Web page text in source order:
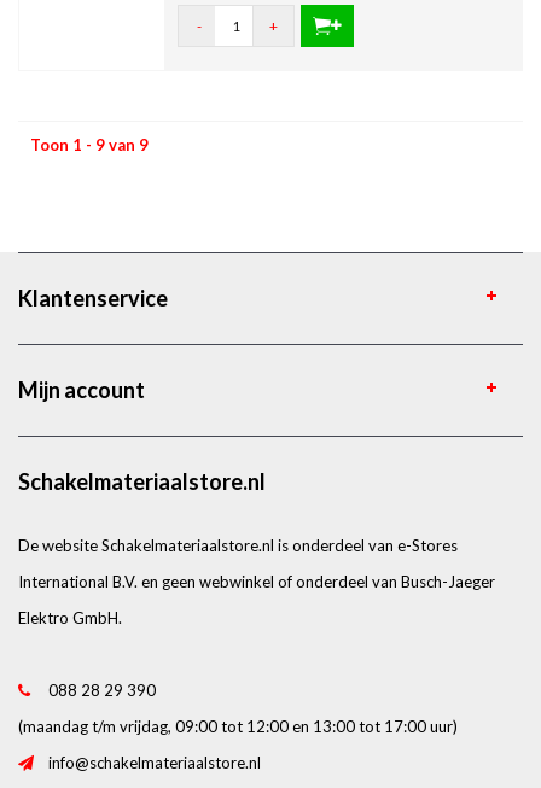
- +
Toon 1 - 9 van 9
Klantenservice
Mijn account
Schakelmateriaalstore.nl
De website Schakelmateriaalstore.nl is onderdeel van e-Stores
International B.V. en geen webwinkel of onderdeel van Busch-Jaeger
Elektro GmbH.
088 28 29 390
(maandag t/m vrijdag, 09:00 tot 12:00 en 13:00 tot 17:00 uur)
info@schakelmateriaalstore.nl